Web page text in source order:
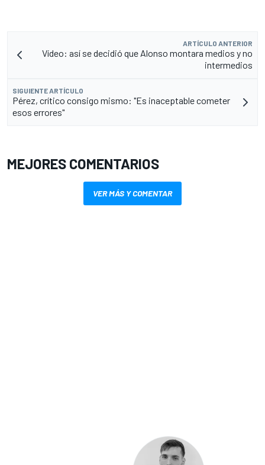
ARTÍCULO ANTERIOR
Vídeo: así se decidió que Alonso montara medios y no
intermedios
SIGUIENTE ARTÍCULO
Pérez, crítico consigo mismo: "Es inaceptable cometer
esos errores"
MEJORES COMENTARIOS
VER MÁS Y COMENTAR